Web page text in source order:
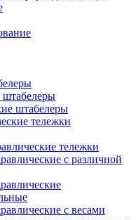
штабелеры
тележки
тележки
с различной
с весами